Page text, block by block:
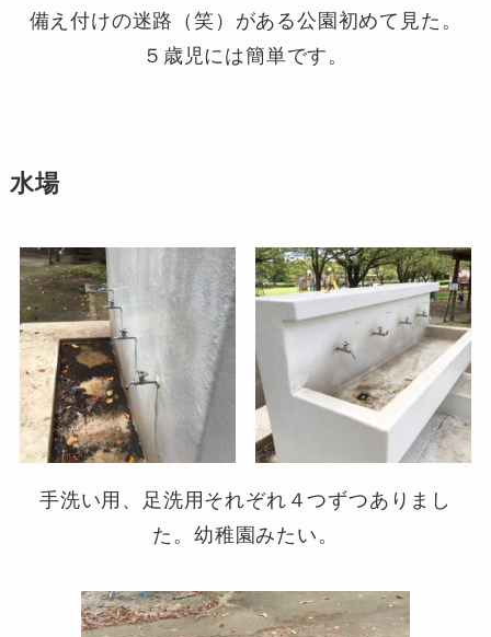
備え付けの迷路（笑）がある公園初めて見た。
５歳児には簡単です。
水場
手洗い用、足洗用それぞれ４つずつありまし
た。幼稚園みたい。